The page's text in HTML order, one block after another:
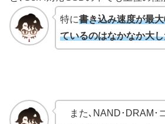
特に書き込み速度が最
ているのはなかなか大
また､NAND･DRAM･